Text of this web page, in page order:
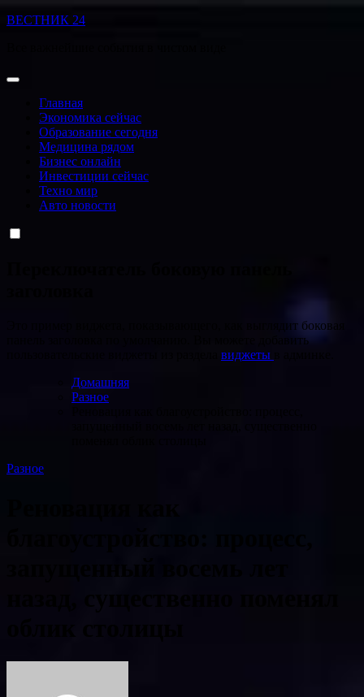
Перейти
ВЕСТНИК 24
Главная
Экономика сейчас
Образование сегодня
Медицина рядом
Бизнес онлайн
Инвестиции сейчас
Техно мир
Авто новости
Это пример виджета, показывающего, как выглядит боковая
панель заголовка по умолчанию. Вы можете добавить
виджеты
Домашняя
Разное
Разное